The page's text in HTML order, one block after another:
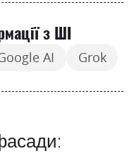
з ШІ
AI Grok